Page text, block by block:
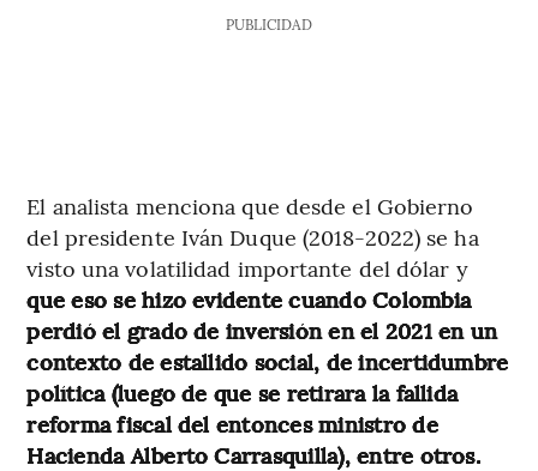
PUBLICIDAD
El analista menciona que desde el Gobierno
del presidente Iván Duque (2018-2022) se ha
visto una volatilidad importante del dólar y
que eso se hizo evidente cuando Colombia
perdió el grado de inversión en el 2021 en un
contexto de estallido social, de incertidumbre
política (luego de que se retirara la fallida
reforma fiscal del entonces ministro de
Hacienda Alberto Carrasquilla), entre otros.